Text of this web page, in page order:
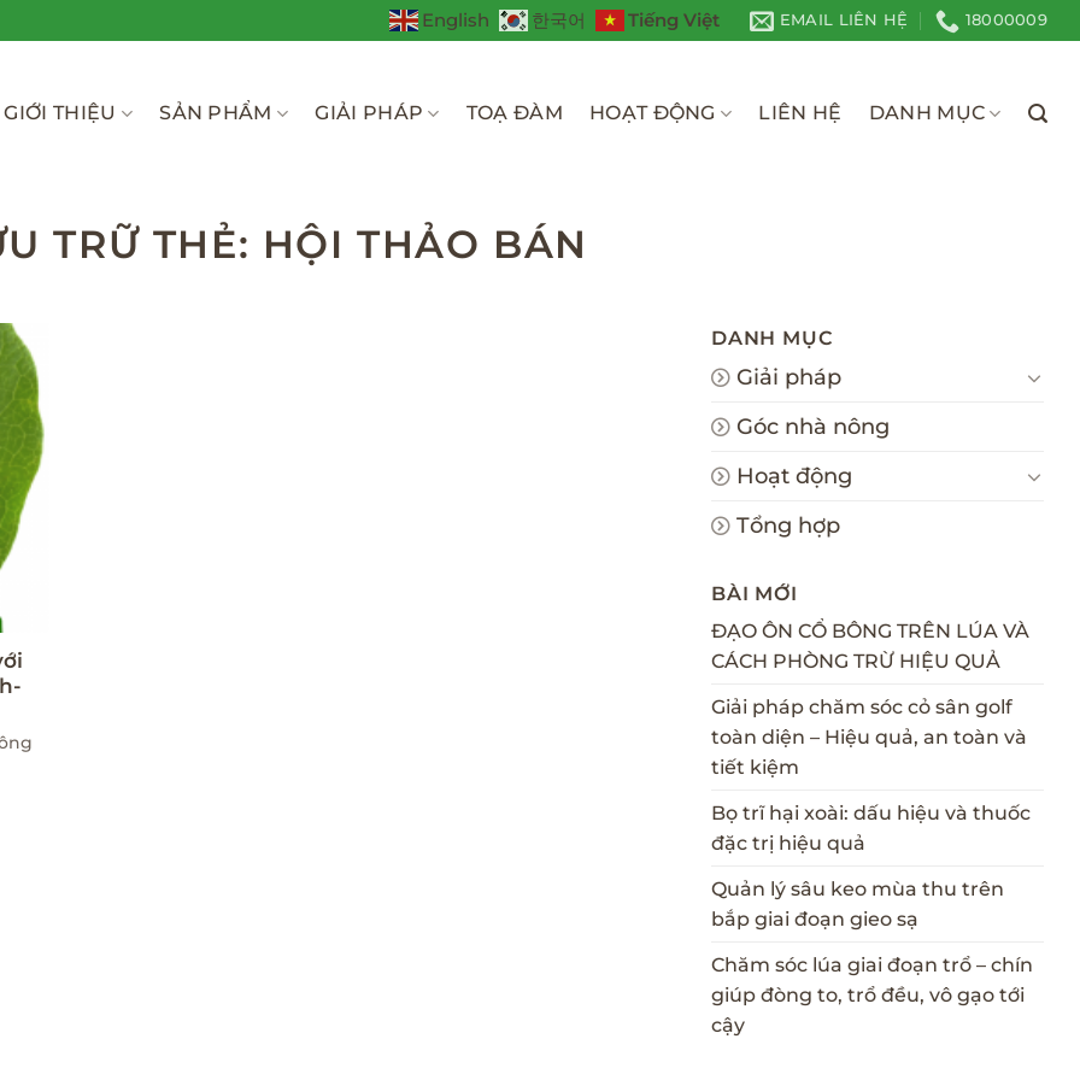
English 한국어 Tiếng Việt EMAIL LIÊN HỆ 18000009
GIỚI THIỆU SẢN PHẨM GIẢI PHÁP TOẠ ĐÀM HOẠT ĐỘNG LIÊN HỆ DANH MỤC
TRỮ THẺ: HỘI THẢO BÁN
DANH MỤC
Giải pháp
Góc nhà nông
Hoạt động
Tổng hợp
BÀI MỚI
ĐẠO ÔN CỔ BÔNG TRÊN LÚA VÀ
CÁCH PHÒNG TRỪ HIỆU QUẢ
Giải pháp chăm sóc cỏ sân golf
toàn diện – Hiệu quả, an toàn và
tiết kiệm
Bọ trĩ hại xoài: dấu hiệu và thuốc
đặc trị hiệu quả
Quản lý sâu keo mùa thu trên
bắp giai đoạn gieo sạ
Chăm sóc lúa giai đoạn trổ – chín
giúp đòng to, trổ đều, vô gạo tới
cậy